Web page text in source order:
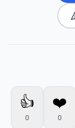
👍
0
❤️
0